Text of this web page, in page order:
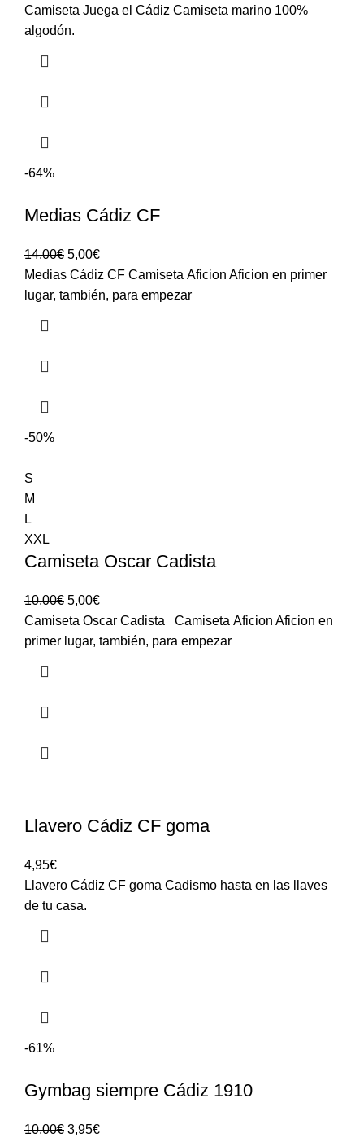
Camiseta Juega el Cádiz Camiseta marino 100%
algodón.
-64%
Medias Cádiz CF
14,00€ 5,00€
Medias Cádiz CF Camiseta Aficion Aficion en primer
lugar, también, para empezar
-50%
S
M
L
XXL
Camiseta Oscar Cadista
10,00€ 5,00€
Camiseta Oscar Cadista Camiseta Aficion Aficion en
primer lugar, también, para empezar
Llavero Cádiz CF goma
4,95€
Llavero Cádiz CF goma Cadismo hasta en las llaves
de tu casa.
-61%
Gymbag siempre Cádiz 1910
10,00€ 3,95€